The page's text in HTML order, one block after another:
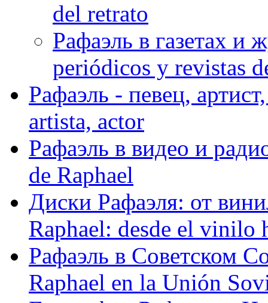
del retrato
Рафаэль в газетах и
periódicos y revistas
Рафаэль - певец,
artista, actor
Рафаэль в видео и
de Raphael
Диски Рафаэля: от
Raphael: desde el vinilo
Рафаэль в Советском
Raphael en la Unión